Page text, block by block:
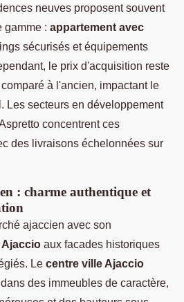
neuves proposent souvent
gamme : appartement avec
sécurisés et équipements
le prix d'acquisition reste
à l'ancien, impactant le
Les secteurs en développement
concentrent ces
des livraisons échelonnées sur
: charme authentique et
ajaccien avec son
Ajaccio aux facades historiques
Le centre ville Ajaccio
des immeubles de caractère,